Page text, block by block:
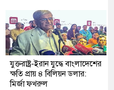
যুক্তরাষ্ট্র-ইরান যুদ্ধে বাংলাদেশের
ক্ষতি প্রায় ৪ বিলিয়ন ডলার:
মির্জা ফখরুল